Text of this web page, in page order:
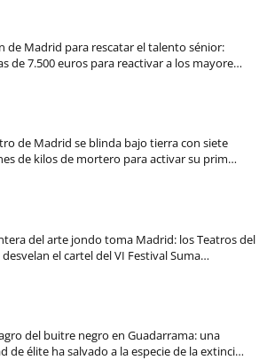
de Madrid para rescatar el talento sénior:
de 7.500 euros para reactivar a los mayore…
de Madrid se blinda bajo tierra con siete
de kilos de mortero para activar su prim…
del arte jondo toma Madrid: los Teatros del
desvelan el cartel del VI Festival Suma…
del buitre negro en Guadarrama: una
de élite ha salvado a la especie de la extinci…